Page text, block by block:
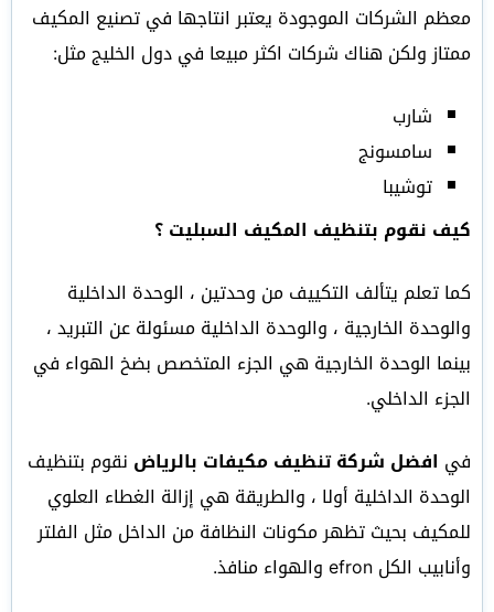
معظم الشركات الموجودة يعتبر انتاجها في تصنيع المكيف
ممتاز ولكن هناك شركات اكثر مبيعا في دول الخليج مثل:
شارب
سامسونج
توشيبا
كيف نقوم بتنظيف المكيف السبليت ؟
كما تعلم يتألف التكييف من وحدتين ، الوحدة الداخلية
والوحدة الخارجية ، والوحدة الداخلية مسئولة عن التبريد ،
بينما الوحدة الخارجية هي الجزء المتخصص بضخ الهواء في
الجزء الداخلي.
في افضل شركة تنظيف مكيفات بالرياض نقوم بتنظيف
الوحدة الداخلية أولا ، والطريقة هي إزالة الغطاء العلوي
للمكيف بحيث تظهر مكونات النظافة من الداخل مثل الفلتر
وأنابيب الكل efron والهواء منافذ.